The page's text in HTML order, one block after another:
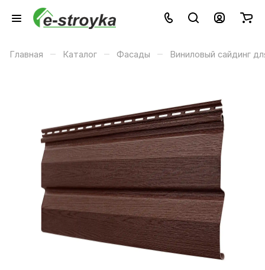
Главная – Каталог – Фасады – Виниловый сайдинг